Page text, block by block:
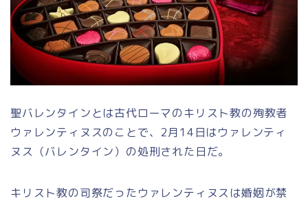
聖バレンタインとは古代ローマのキリスト教の殉教者
ウァレンティヌスのことで、2月14日はウァレンティ
ヌス（バレンタイン）の処刑された日だ。
キリスト教の司祭だったウァレンティヌスは婚姻が禁